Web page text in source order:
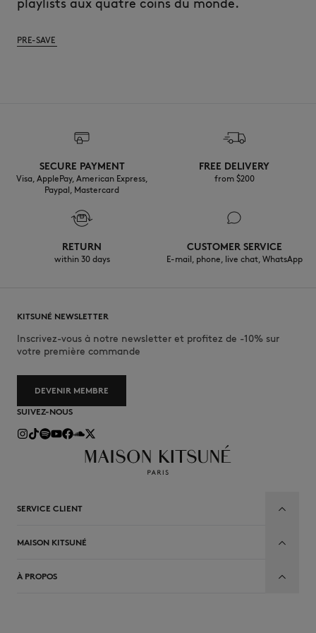
playlists aux quatre coins du monde.
PRE-SAVE
SECURE PAYMENT
Visa, ApplePay, American Express,
Paypal, Mastercard
FREE DELIVERY
from $200
RETURN
within 30 days
CUSTOMER SERVICE
E-mail, phone, live chat, WhatsApp
KITSUNÉ NEWSLETTER
Inscrivez-vous à notre newsletter et profitez de -10% sur
votre première commande
DEVENIR MEMBRE
SUIVEZ-NOUS
SERVICE CLIENT
MAISON KITSUNÉ
À PROPOS